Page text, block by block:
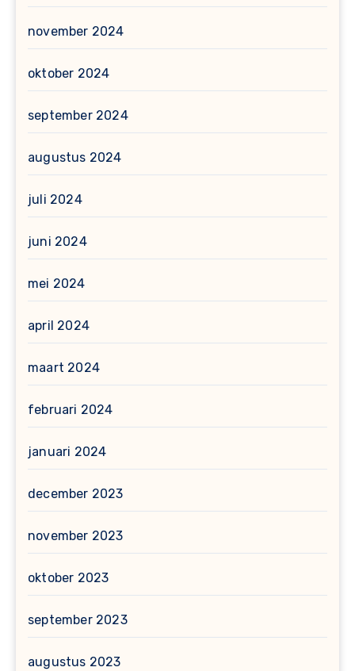
november 2024
oktober 2024
september 2024
augustus 2024
juli 2024
juni 2024
mei 2024
april 2024
maart 2024
februari 2024
januari 2024
december 2023
november 2023
oktober 2023
september 2023
augustus 2023